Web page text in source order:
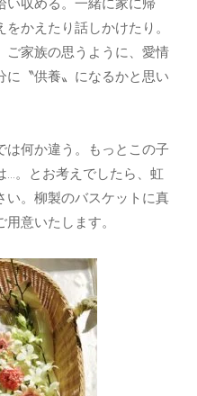
かえたり話しかけたり。
ご家族の思うように、愛情
〝供養〟になるかと思い
は何か違う。もっとこの子
…。とお考えでしたら、虹
い。柳製のバスケットに真
意いたします。